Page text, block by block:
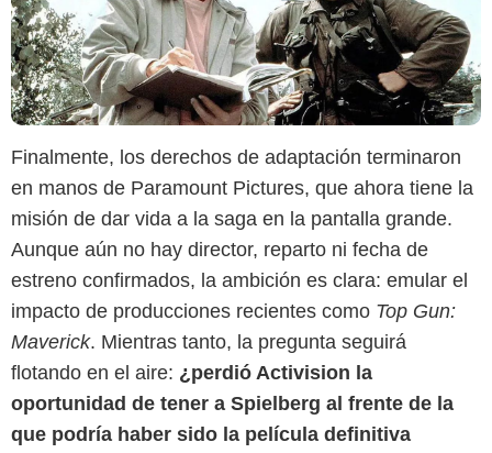
Finalmente, los derechos de adaptación terminaron
en manos de Paramount Pictures, que ahora tiene la
misión de dar vida a la saga en la pantalla grande.
Aunque aún no hay director, reparto ni fecha de
estreno confirmados, la ambición es clara: emular el
impacto de producciones recientes como Top Gun:
Maverick. Mientras tanto, la pregunta seguirá
flotando en el aire: ¿perdió Activision la
oportunidad de tener a Spielberg al frente de la
que podría haber sido la película definitiva